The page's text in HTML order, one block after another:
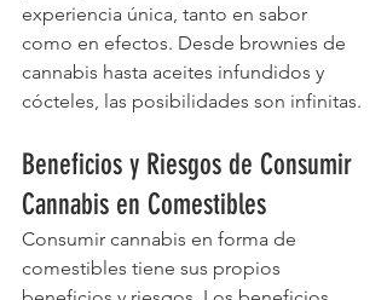
experiencia única, tanto en sabor
como en efectos. Desde brownies de
cannabis hasta aceites infundidos y
cócteles, las posibilidades son infinitas.
Beneficios y Riesgos de Consumir
Cannabis en Comestibles
Consumir cannabis en forma de
comestibles tiene sus propios